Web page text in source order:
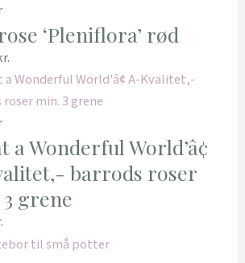
‘Pleniflora’ rød
a Wonderful World’â¢
barrods roser
grene